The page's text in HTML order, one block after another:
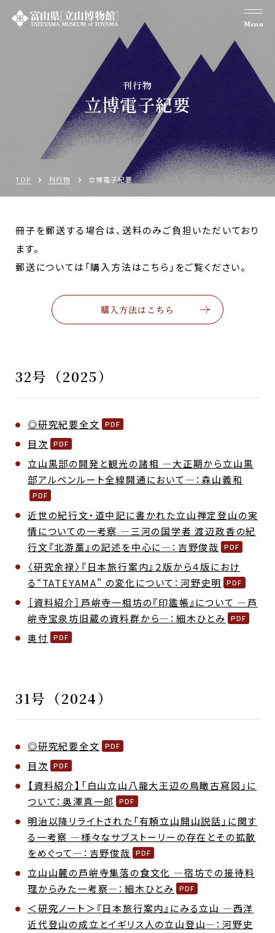
Menu
刊行物
立博電子紀要
TOP 刊行物 立博電子紀要
冊子を郵送する場合は、送料のみご負担いただいており
ます。
郵送については「購入方法はこちら」をご覧ください。
購入方法はこちら
32号（2025）
◎研究紀要全文
目次
立山黒部の開発と観光の諸相 ―大正期から立山黒
部アルペンルート全線開通において―：森山義和
近世の紀行文・道中記に書かれた立山禅定登山の実
情についての一考察 ―三河の国学者 渡辺政香の紀
行文『北游藁』の記述を中心に―：吉野俊哉
〈研究余禄〉『日本旅行案内』２版から４版におけ
る“TATEYAMA” の変化について：河野史明
［資料紹介］芦峅寺一相坊の『印鑑帳』について ―芦
峅寺宝泉坊旧蔵の資料群から―：細木ひとみ
奥付
31号（2024）
◎研究紀要全文
目次
【資料紹介】「白山立山八龍大王辺の鳥瞰古寫図」に
ついて：奥澤真一郎
明治以降リライトされた「有頼立山開山説話」に関す
る一考察 ―様々なサブストーリーの存在とその拡散
をめぐって―：吉野俊哉
立山山麓の芦峅寺集落の食文化 ―宿坊での接待料
理からみた一考察―：細木ひとみ
＜研究ノート＞『日本旅行案内』にみる立山 ―西洋
近代登山の成立とイギリス人の立山登山―：河野史